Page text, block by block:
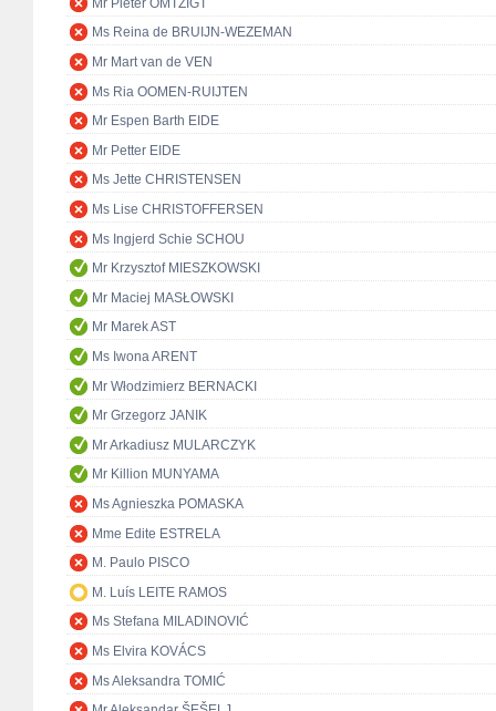
Mr Pieter OMTZIGT
Ms Reina de BRUIJN-WEZEMAN
Mr Mart van de VEN
Ms Ria OOMEN-RUIJTEN
Mr Espen Barth EIDE
Mr Petter EIDE
Ms Jette CHRISTENSEN
Ms Lise CHRISTOFFERSEN
Ms Ingjerd Schie SCHOU
Mr Krzysztof MIESZKOWSKI
Mr Maciej MASŁOWSKI
Mr Marek AST
Ms Iwona ARENT
Mr Włodzimierz BERNACKI
Mr Grzegorz JANIK
Mr Arkadiusz MULARCZYK
Mr Killion MUNYAMA
Ms Agnieszka POMASKA
Mme Edite ESTRELA
M. Paulo PISCO
M. Luís LEITE RAMOS
Ms Stefana MILADINOVIĆ
Ms Elvira KOVÁCS
Ms Aleksandra TOMIĆ